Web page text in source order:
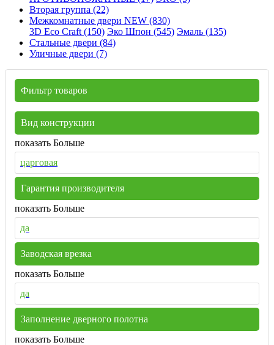
Вторая группа (22)
Межкомнатные двери NEW (830)
3D Eco Craft (150) Эко Шпон (545) Эмаль (135)
Стальные двери (84)
Уличные двери (7)
Фильтр товаров
Вид конструкции
показать Больше
царговая
Гарантия производителя
показать Больше
да
Заводская врезка
показать Больше
да
Заполнение дверного полотна
показать Больше